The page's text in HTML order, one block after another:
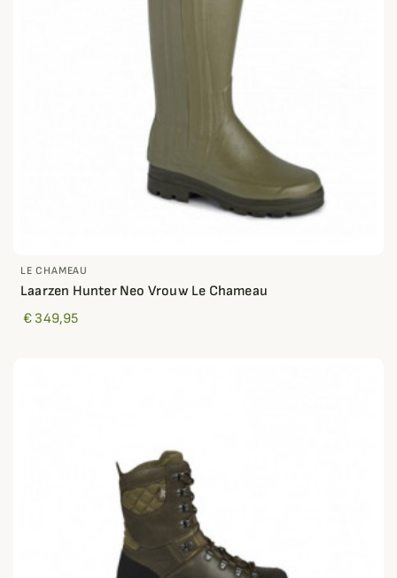
LE CHAMEAU
Laarzen Hunter Neo Vrouw Le Chameau
€ 349,95